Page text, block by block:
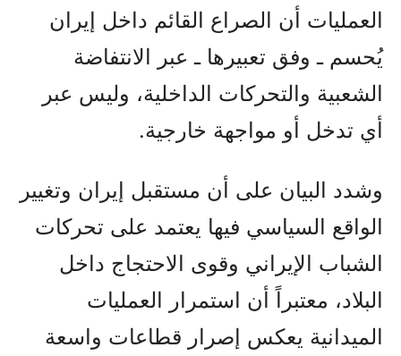
العمليات أن الصراع القائم داخل إيران
يُحسم ـ وفق تعبيرها ـ عبر الانتفاضة
الشعبية والتحركات الداخلية، وليس عبر
أي تدخل أو مواجهة خارجية.
وشدد البيان على أن مستقبل إيران وتغيير
الواقع السياسي فيها يعتمد على تحركات
الشباب الإيراني وقوى الاحتجاج داخل
البلاد، معتبراً أن استمرار العمليات
الميدانية يعكس إصرار قطاعات واسعة